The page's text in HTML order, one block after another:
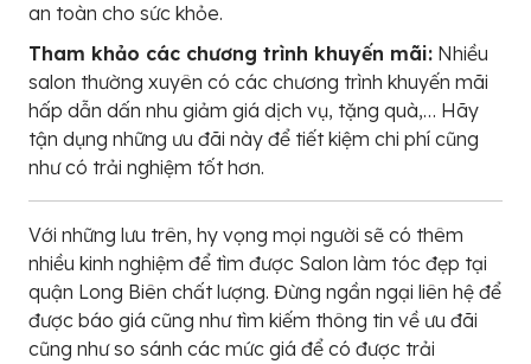
an toàn cho sức khỏe.
Tham khảo các chương trình khuyến mãi: Nhiều
salon thường xuyên có các chương trình khuyến mãi
hấp dẫn dấn nhu giảm giá dịch vụ, tặng quà,… Hãy
tận dụng những ưu đãi này để tiết kiệm chi phí cũng
như có trải nghiệm tốt hơn.
Với những lưu trên, hy vọng mọi người sẽ có thêm
nhiều kinh nghiệm để tìm được Salon làm tóc đẹp tại
quận Long Biên chất lượng. Đừng ngần ngại liên hệ để
được báo giá cũng như tìm kiếm thông tin về ưu đãi
cũng như so sánh các mức giá để có được trải